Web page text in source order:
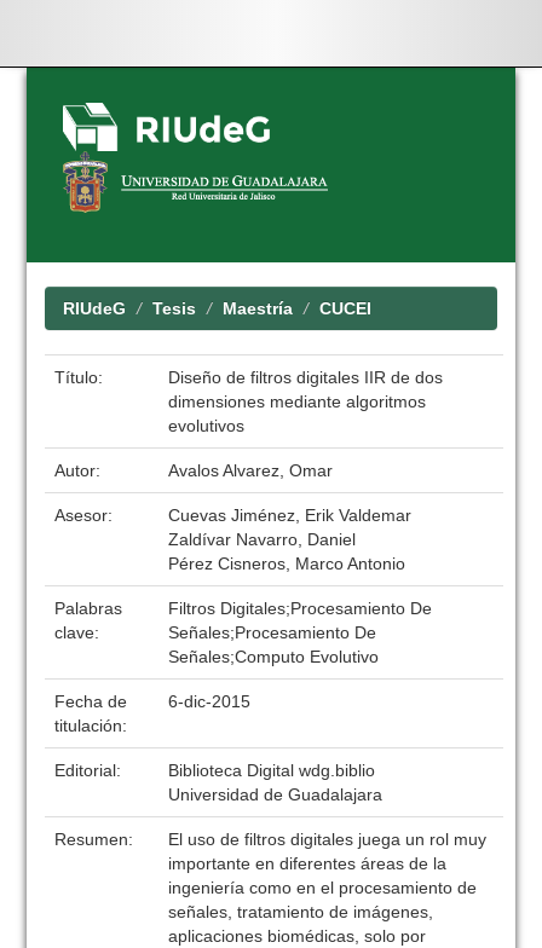
Skip
navigation
RIUdeG Tesis Maestría CUCEI
Título:
Diseño de filtros digitales IIR de dos
dimensiones mediante algoritmos
evolutivos
Autor: Avalos Alvarez, Omar
Asesor:
Cuevas Jiménez, Erik Valdemar
Zaldívar Navarro, Daniel
Pérez Cisneros, Marco Antonio
Palabras
clave:
Filtros Digitales;Procesamiento De
Señales;Procesamiento De
Señales;Computo Evolutivo
Fecha de
titulación:
6-dic-2015
Editorial:
Biblioteca Digital wdg.biblio
Universidad de Guadalajara
Resumen:
El uso de filtros digitales juega un rol muy
importante en diferentes áreas de la
ingeniería como en el procesamiento de
señales, tratamiento de imágenes,
aplicaciones biomédicas, solo por